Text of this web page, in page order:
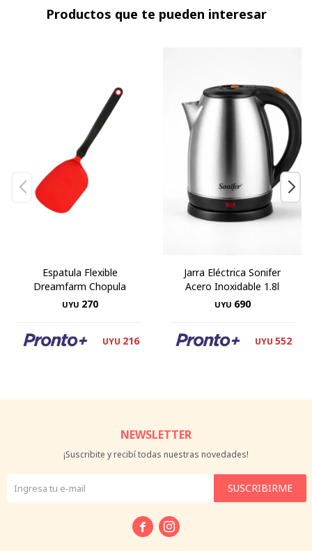
Productos que te pueden interesar
Espatula Flexible
Dreamfarm Chopula
UYU 270
UYU 216
Jarra Eléctrica Sonifer
Acero Inoxidable 1.8l
UYU 690
UYU 552
NEWSLETTER
¡Suscribite y recibí todas nuestras novedades!
SUSCRIBIRME
 